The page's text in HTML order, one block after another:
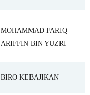
MOHAMMAD FARIQ
ARIFFIN BIN YUZRI
BIRO KEBAJIKAN